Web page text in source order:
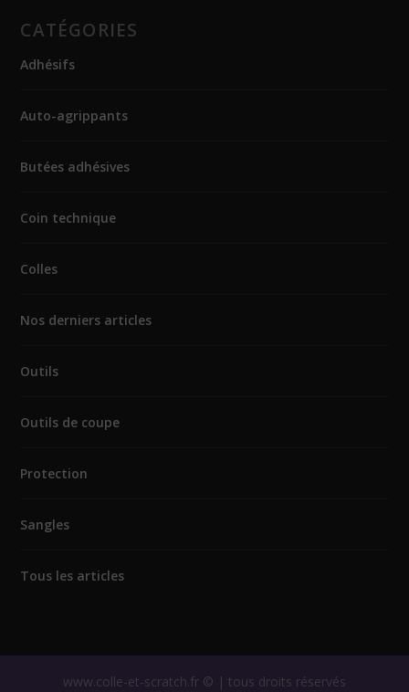
CATÉGORIES
Adhésifs
Auto-agrippants
Butées adhésives
Coin technique
Colles
Nos derniers articles
Outils
Outils de coupe
Protection
Sangles
Tous les articles
www.colle-et-scratch.fr © | tous droits réservés